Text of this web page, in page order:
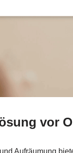
vor
Aufräumung